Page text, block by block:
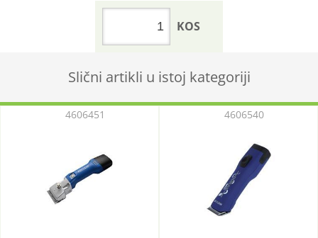
KOS
Slični artikli u istoj kategoriji
4606451 4606540